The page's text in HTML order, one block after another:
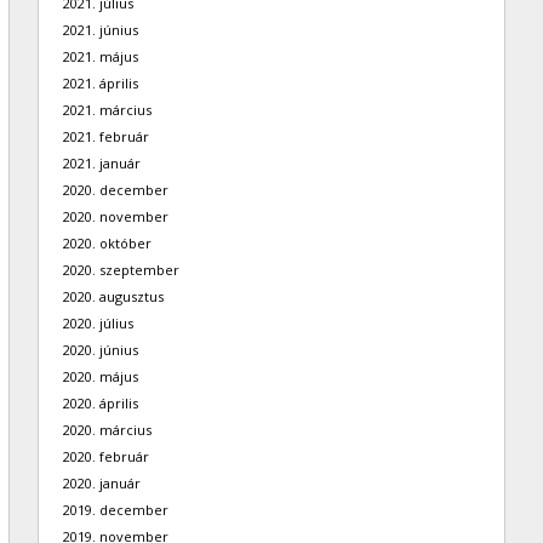
2021. június
2021. május
2021. április
2021. március
2021. február
2021. január
2020. december
2020. november
2020. október
2020. szeptember
2020. augusztus
2020. július
2020. június
2020. május
2020. április
2020. március
2020. február
2020. január
2019. december
2019. november